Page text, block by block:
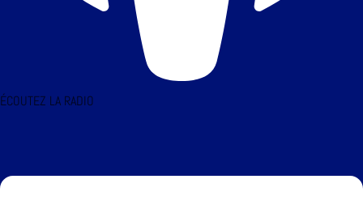
ÉCOUTEZ LA RADIO